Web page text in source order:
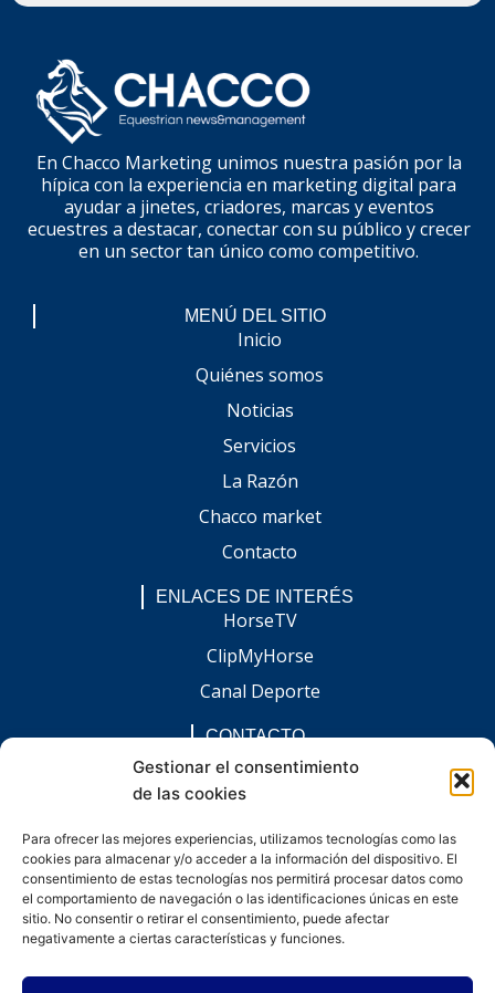
Gestionar el consentimiento
de las cookies
Para ofrecer las mejores experiencias, utilizamos tecnologías como las
cookies para almacenar y/o acceder a la información del dispositivo. El
consentimiento de estas tecnologías nos permitirá procesar datos como
el comportamiento de navegación o las identificaciones únicas en este
sitio. No consentir o retirar el consentimiento, puede afectar
negativamente a ciertas características y funciones.
En Chacco Marketing unimos nuestra pasión por la
hípica con la experiencia en marketing digital para
ayudar a jinetes, criadores, marcas y eventos
ecuestres a destacar, conectar con su público y crecer
en un sector tan único como competitivo.
MENÚ DEL SITIO
Inicio
Quiénes somos
Noticias
Servicios
La Razón
Chacco market
Contacto
ENLACES DE INTERÉS
HorseTV
ClipMyHorse
Canal Deporte
CONTACTO
comunicacion@chaccoinfo.com
Presentes en todo el ámbito nacional
F
a
c
e
b
o
I
n
s
t
a
g
L
i
n
k
e
d
E
n
v
e
l
o
W
h
a
t
s